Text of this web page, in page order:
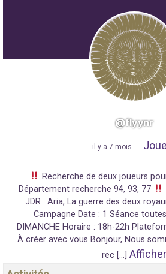
@flyynr
il y a 7 mois
Recherche de deux joueurs
Département recherche 94, 93, 77
JDR : Aria, La guerre des deux
Campagne Date : 1 Séance
DIMANCHE Horaire : 18h-22h
À créer avec vous Bonjour, Nous
rec […] Afficher